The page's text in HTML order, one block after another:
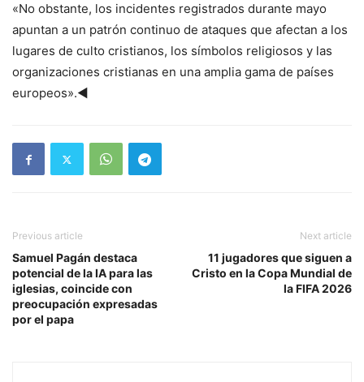
«No obstante, los incidentes registrados durante mayo
apuntan a un patrón continuo de ataques que afectan a los
lugares de culto cristianos, los símbolos religiosos y las
organizaciones cristianas en una amplia gama de países
europeos».◄
Previous article
Samuel Pagán destaca
potencial de la IA para las
iglesias, coincide con
preocupación expresadas
por el papa
Next article
11 jugadores que siguen a
Cristo en la Copa Mundial de
la FIFA 2026